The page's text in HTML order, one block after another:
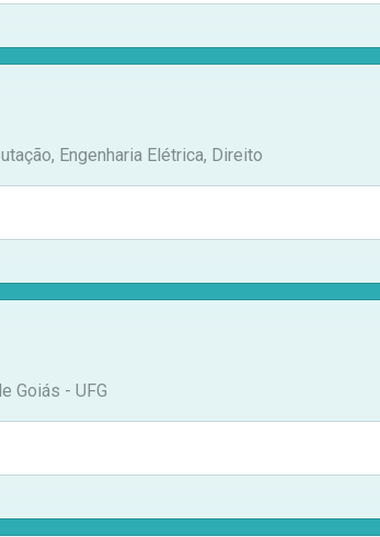
Engenharia Elétrica, Direito
Goiás - UFG